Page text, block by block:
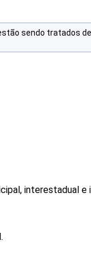
sendo tratados
interestadual e